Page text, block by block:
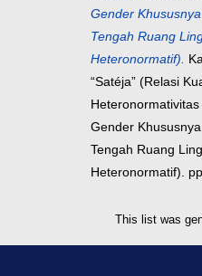
Gender
Tengah Ruang
Heteronormatif).
“Satéja” (Relasi
Gender
Tengah Ruang
Heteronormatif).
This list was